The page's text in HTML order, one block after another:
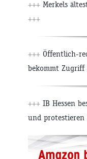
+++ Merkels
+++
+++ Öffentlich-
bekommt Zugriff
+++ IB Hessen
und protestieren